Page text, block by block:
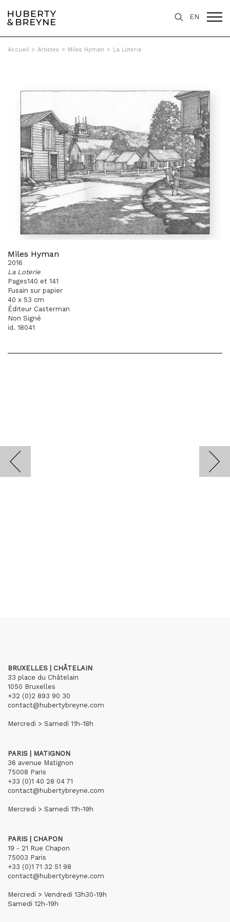
EN
Accueil > Artistes > Miles Hyman > La Loterie
Miles Hyman
2016
La Loterie
Pages140 et 141
Fusain sur papier
40 x 53 cm
Éditeur Casterman
Non Signé
id. 18041
BRUXELLES | CHÂTELAIN
33 place du Châtelain
1050 Bruxelles
+32 (0)2 893 90 30
contact@hubertybreyne.com
Mercredi > Samedi 11h-18h
PARIS | MATIGNON
36 avenue Matignon
75008 Paris
+33 (0)1 40 28 04 71
contact@hubertybreyne.com
Mercredi > Samedi 11h-19h
PARIS | CHAPON
19 - 21 Rue Chapon
75003 Paris
+33 (0)1 71 32 51 98
contact@hubertybreyne.com
Mercredi > Vendredi 13h30-19h
Samedi 12h-19h